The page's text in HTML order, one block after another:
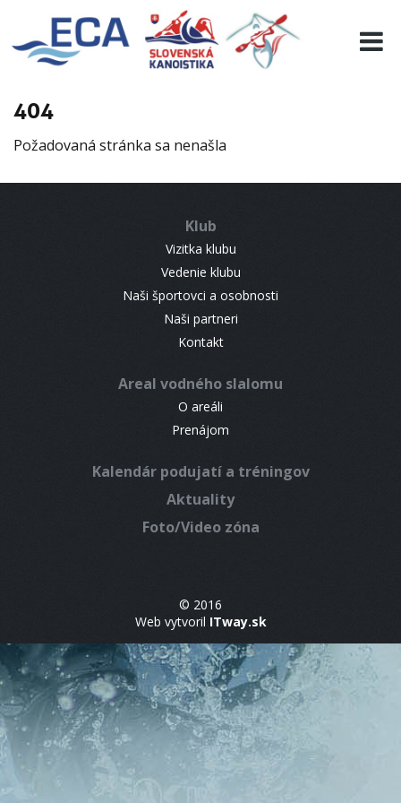
404
Požadovaná stránka sa nenašla
Klub
Vizitka klubu
Vedenie klubu
Naši športovci a osobnosti
Naši partneri
Kontakt
Areal vodného slalomu
O areáli
Prenájom
Kalendár podujatí a tréningov
Aktuality
Foto/Video zóna
© 2016
Web vytvoril ITway.sk
EURO 19
INFO
RESULTS
CONTACT